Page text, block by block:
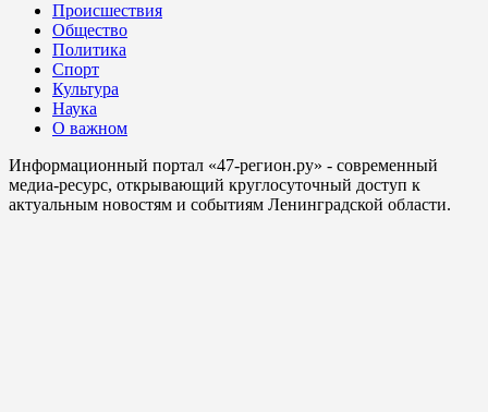
Происшествия
Общество
Политика
Спорт
Культура
Наука
О важном
Информационный портал «47-регион.ру» - современный
медиа-ресурс, открывающий круглосуточный доступ к
актуальным новостям и событиям Ленинградской области.